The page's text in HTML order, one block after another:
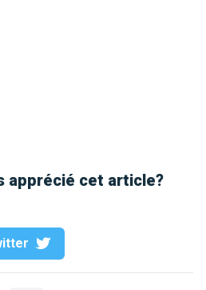
apprécié cet article?